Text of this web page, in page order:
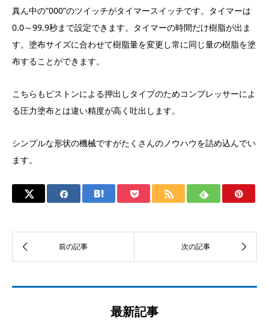
真ん中の”000”のツイッチがタイマースイッチです。タイマーは
0.0～99.9秒まで設定できます。タイマーの時間だけ樹脂が出ま
す。塗布サイズに合わせて樹脂量を変更し常に同じ量の樹脂を塗
布することができます。
こちらもピストンによる押出しタイプのためコンプレッサーによ
る圧力塗布とは違い精度が高く吐出します。
シンプルな形状の機械ですがたくさんのノウハウを詰め込んでい
ます。
最新記事